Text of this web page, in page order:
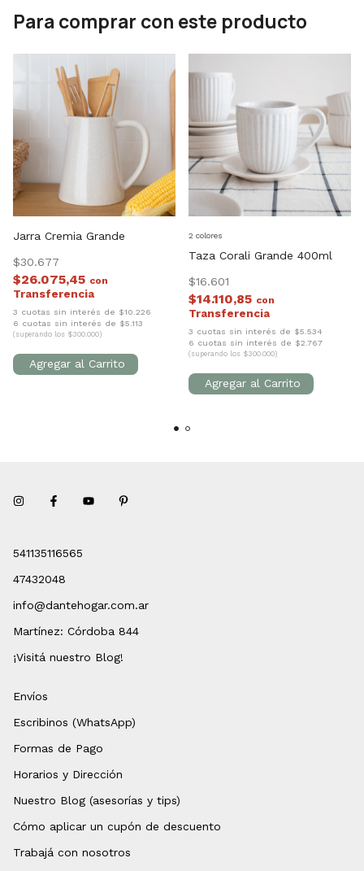
Para comprar con este producto
Jarra Cremia Grande
$30.677
$26.075,45 con
3 cuotas sin interés de $10.226
6 cuotas sin interés de $5.113
(superando los $300.000)
Taza Corali Grande 400ml
$16.601
$14.110,85 con
3 cuotas sin interés de $5.534
6 cuotas sin interés de $2.767
(superando los $300.000)
2 colores
541135116565
47432048
info@dantehogar.com.ar
Martínez: Córdoba 844
¡Visitá nuestro Blog!
Envíos
Escribinos (WhatsApp)
Formas de Pago
Horarios y Dirección
Nuestro Blog (asesorías y tips)
Cómo aplicar un cupón de descuento
Trabajá con nosotros